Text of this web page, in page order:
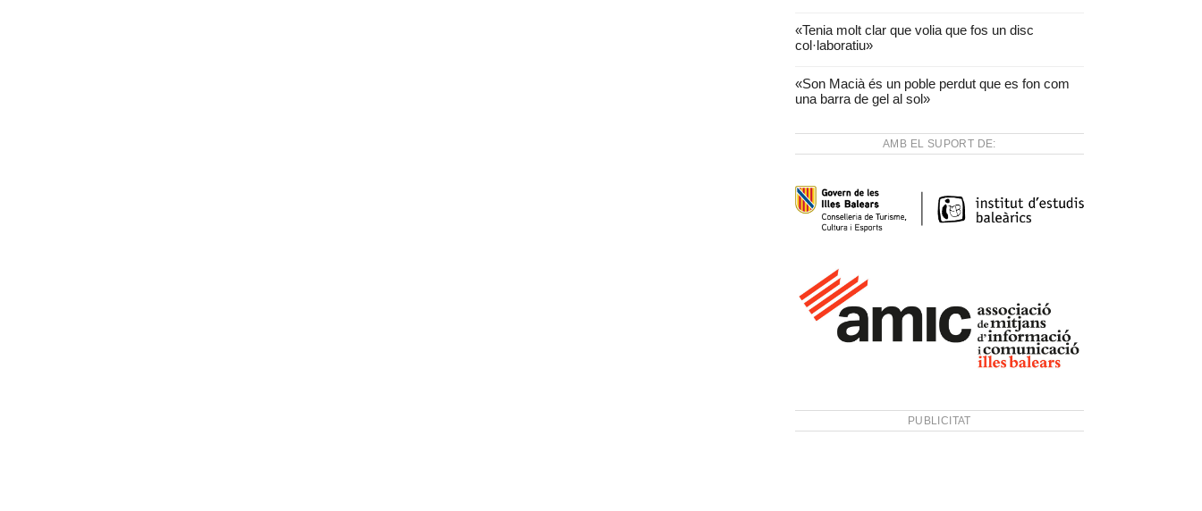
«Tenia molt clar que volia que fos un disc
col·laboratiu»
«Son Macià és un poble perdut que es fon com
una barra de gel al sol»
AMB EL SUPORT DE:
PUBLICITAT